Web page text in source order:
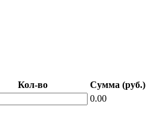
Кол-во
Сумма (руб.)
0.00